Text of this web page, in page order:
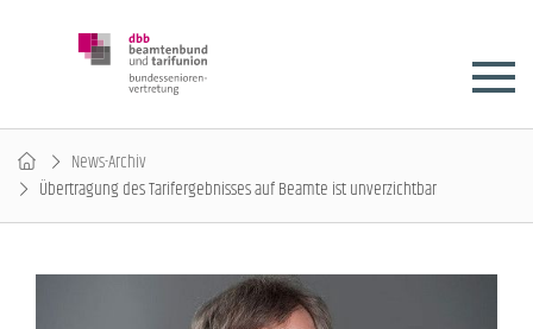
News-Archiv
Übertragung des Tarifergebnisses auf Beamte ist unverzichtbar